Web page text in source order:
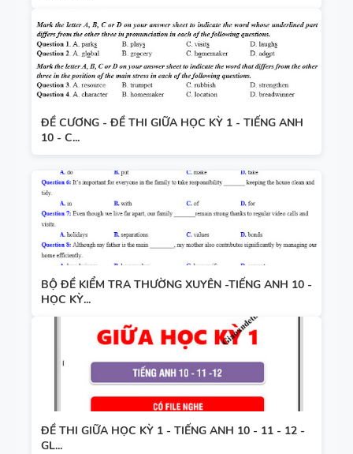
ĐỀ CƯƠNG - ĐỀ THI GIỮA HỌC KỲ 1 - TIẾNG ANH
10 - C...
BỘ ĐỀ KIỂM TRA THƯỜNG XUYÊN -TIẾNG ANH 10 -
HỌC KỲ...
ĐỀ THI GIỮA HỌC KỲ 1 - TIẾNG ANH 10 - 11 - 12 -
GL...